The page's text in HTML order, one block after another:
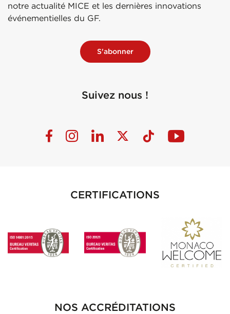
notre actualité MICE et les dernières innovations
événementielles du GF.
S'abonner
Suivez nous !
CERTIFICATIONS
NOS ACCRÉDITATIONS